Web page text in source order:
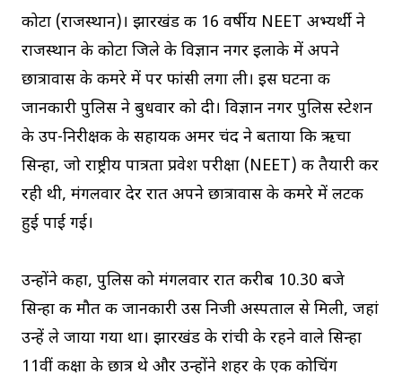
कोटा (राजस्थान)। झारखंड की 16 वर्षीय NEET अभ्यर्थी ने
राजस्थान के कोटा जिले के विज्ञान नगर इलाके में अपने
छात्रावास के कमरे में पर फांसी लगा ली। इस घटना की
जानकारी पुलिस ने बुधवार को दी। विज्ञान नगर पुलिस स्टेशन
के उप-निरीक्षक के सहायक अमर चंद ने बताया कि ऋचा
सिन्हा, जो राष्ट्रीय पात्रता प्रवेश परीक्षा (NEET) की तैयारी कर
रही थी, मंगलवार देर रात अपने छात्रावास के कमरे में लटकी
हुई पाई गई।
उन्होंने कहा, पुलिस को मंगलवार रात करीब 10.30 बजे
सिन्हा की मौत की जानकारी उस निजी अस्पताल से मिली, जहां
उन्हें ले जाया गया था। झारखंड के रांची के रहने वाले सिन्हा
11वीं कक्षा के छात्र थे और उन्होंने शहर के एक कोचिंग